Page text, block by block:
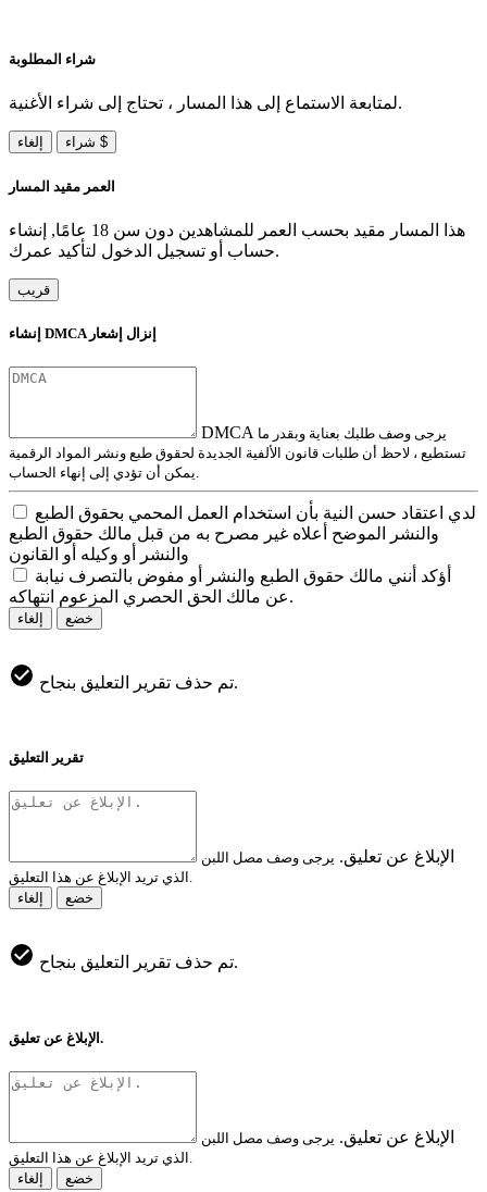
شراء المطلوبة
لمتابعة الاستماع إلى هذا المسار ، تحتاج إلى شراء الأغنية.
إلغاء شراء $
العمر مقيد المسار
هذا المسار مقيد بحسب العمر للمشاهدين دون سن 18 عامًا, إنشاء
حساب أو تسجيل الدخول لتأكيد عمرك.
قريب
إنشاء DMCA إنزال إشعار
DMCA يرجى وصف طلبك بعناية وبقدر ما
تستطيع ، لاحظ أن طلبات قانون الألفية الجديدة لحقوق طبع ونشر المواد الرقمية
يمكن أن تؤدي إلى إنهاء الحساب.
لدي اعتقاد حسن النية بأن استخدام العمل المحمي بحقوق الطبع
والنشر الموضح أعلاه غير مصرح به من قبل مالك حقوق الطبع
والنشر أو وكيله أو القانون
أؤكد أنني مالك حقوق الطبع والنشر أو مفوض بالتصرف نيابة
عن مالك الحق الحصري المزعوم انتهاكه.
إلغاء خضع
تم حذف تقرير التعليق بنجاح.
تقرير التعليق
الإبلاغ عن تعليق. يرجى وصف مصل اللبن
الذي تريد الإبلاغ عن هذا التعليق.
إلغاء
خضع
تم حذف تقرير التعليق بنجاح.
الإبلاغ عن تعليق.
الإبلاغ عن تعليق. يرجى وصف مصل اللبن
إلغاء
خضع